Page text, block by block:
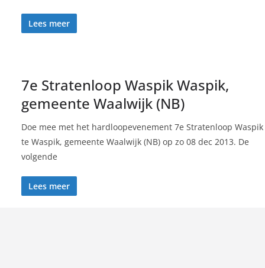
Lees meer
7e Stratenloop Waspik Waspik,
gemeente Waalwijk (NB)
Doe mee met het hardloopevenement 7e Stratenloop Waspik
te Waspik, gemeente Waalwijk (NB) op zo 08 dec 2013. De
volgende
Lees meer